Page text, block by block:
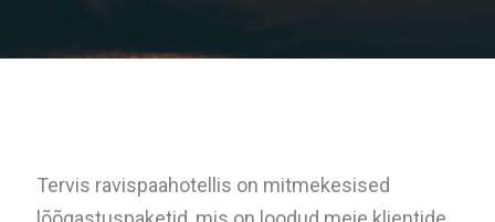
Tervis ravispaahotellis on mitmekesised